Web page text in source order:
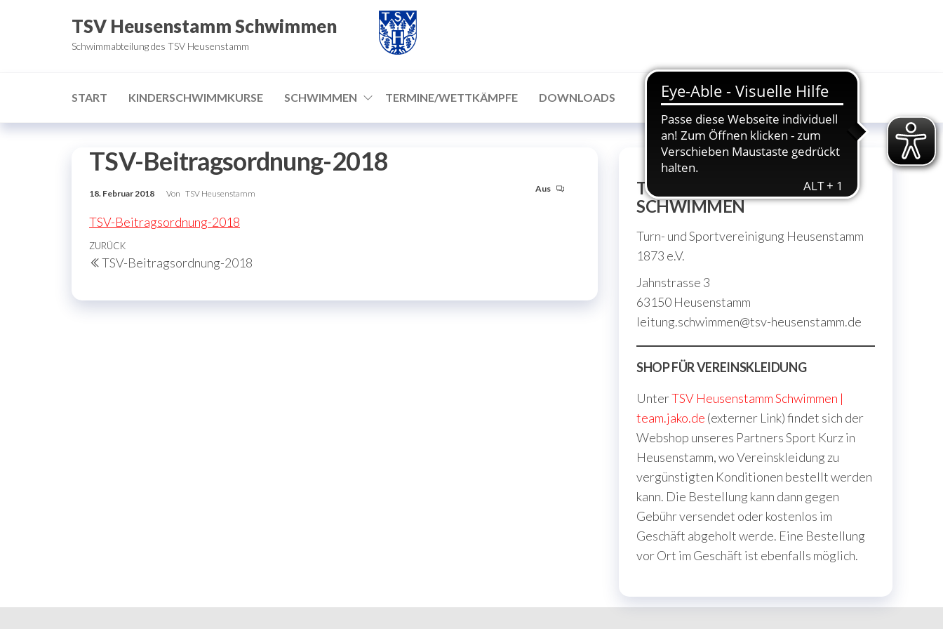
TSV Heusenstamm Schwimmen
Schwimmabteilung des TSV Heusenstamm
START KINDERSCHWIMMKURSE SCHWIMMEN TERMINE/WETTKÄMPFE DOWNLOADS
TSV-Beitragsordnung-2018
18. Februar 2018 Von TSV Heusenstamm Aus
TSV-Beitragsordnung-2018
Beitragsnavigation
Vorheriger
Beitrag
ZURÜCK
TSV-Beitragsordnung-2018
TSV HEUSENSTAMM
SCHWIMMEN
Turn- und Sportvereinigung Heusenstamm
1873 e.V.
Jahnstrasse 3
63150 Heusenstamm
leitung.schwimmen@tsv-heusenstamm.de
SHOP FÜR VEREINSKLEIDUNG
UnterTSV Heusenstamm Schwimmen |
team.jako.de (externer Link) findet sich der
Webshop unseres Partners Sport Kurz in
Heusenstamm, wo Vereinskleidung zu
vergünstigten Konditionen bestellt werden
kann. Die Bestellung kann dann gegen
Gebühr versendet oder kostenlos im
Geschäft abgeholt werde. Eine Bestellung
vor Ort im Geschäft ist ebenfalls möglich.